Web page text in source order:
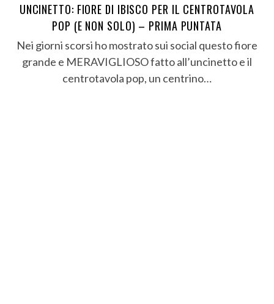
UNCINETTO: FIORE DI IBISCO PER IL CENTROTAVOLA
POP (E NON SOLO) – PRIMA PUNTATA
Nei giorni scorsi ho mostrato sui social questo fiore
grande e MERAVIGLIOSO fatto all’uncinetto e il
centrotavola pop, un centrino…